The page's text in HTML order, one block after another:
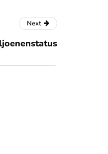
Next